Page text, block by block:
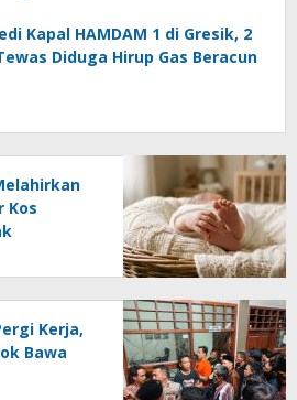
Kapal HAMDAM 1 di Gresik, 2
Diduga Hirup Gas Beracun
Kos
Kerja,
Bawa